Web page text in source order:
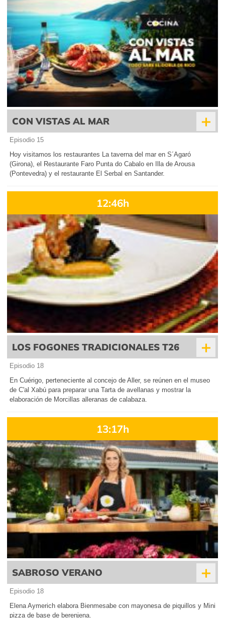
CON VISTAS AL MAR +
Episodio 15
Hoy visitamos los restaurantes La taverna del mar en S´Agaró
(Girona), el Restaurante Faro Punta do Cabalo en Illa de Arousa
(Pontevedra) y el restaurante El Serbal en Santander.
12:46h
LOS FOGONES TRADICIONALES T26 +
Episodio 18
En Cuérigo, perteneciente al concejo de Aller, se reúnen en el museo
de C'al Xabú para preparar una Tarta de avellanas y mostrar la
elaboración de Morcillas alleranas de calabaza.
13:17h
SABROSO VERANO +
Episodio 18
Elena Aymerich elabora Bienmesabe con mayonesa de piquillos y Mini
pizza de base de berenjena.